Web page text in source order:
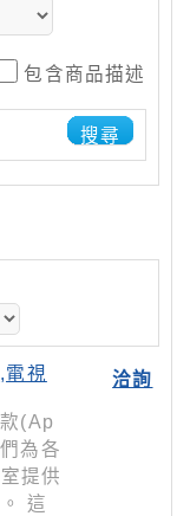
包含商品描述
搜尋
洽詢
電視
(Ap
為各
提供
這